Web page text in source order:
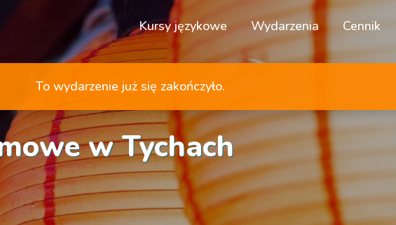
Kursy językowe Wydarzenia Cennik
To wydarzenie już się zakończyło.
w Tychach